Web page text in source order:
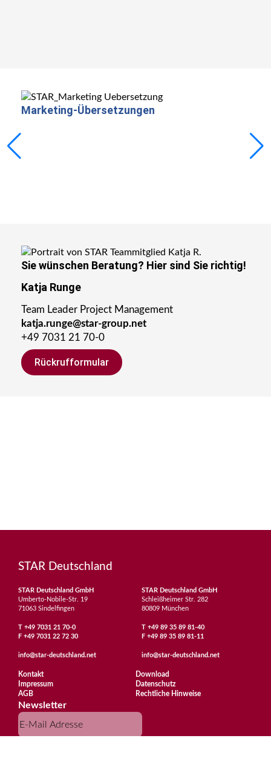
Marketing-Übersetzungen
Sie wünschen Beratung? Hier sind Sie richtig!
Katja Runge
Team Leader Project Management
katja.runge@star-group.net
+49 7031 21 70-0
Rückrufformular
STAR Deutschland
STAR Deutschland GmbH
Umberto-Nobile-Str. 19
71063 Sindelfingen
T +49 7031 21 70-0
F +49 7031 22 72 30
info@star-deutschland.net
STAR Deutschland GmbH
Schleißheimer Str. 282
80809 München
T +49 89 35 89 81-40
F +49 89 35 89 81-11
info@star-deutschland.net
Kontakt
Download
Impressum
Datenschutz
AGB
Rechtliche Hinweise
Newsletter